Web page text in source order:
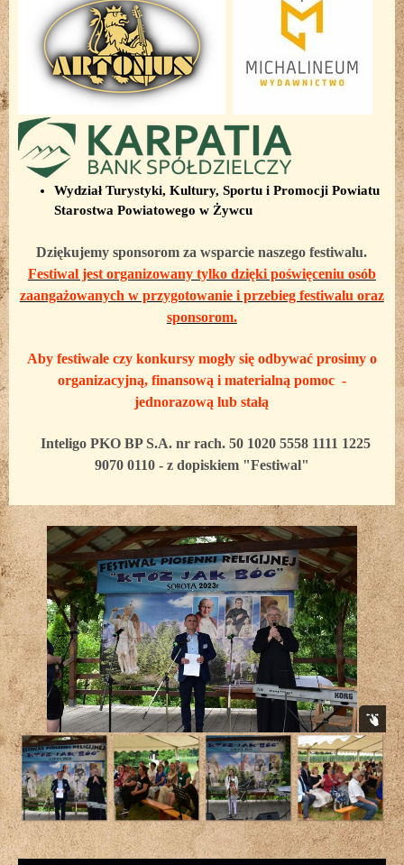
Wydział Turystyki, Kultury, Sportu i Promocji Powiatu
Starostwa Powiatowego w Żywcu
Dziękujemy sponsorom za wsparcie naszego festiwalu.
Festiwal jest organizowany tylko dzięki poświęceniu osób
zaangażowanych w przygotowanie i przebieg festiwalu oraz
sponsorom.
Aby festiwale czy konkursy mogły się odbywać prosimy o
organizacyjną, finansową i materialną pomoc -
jednorazową lub stałą
Inteligo PKO BP S.A. nr rach. 50 1020 5558 1111 1225
9070 0110 - z dopiskiem "Festiwal"